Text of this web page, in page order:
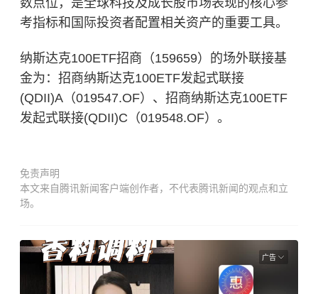
数点位，是全球科技及成长股市场表现的核心参
考指标和国际投资者配置相关资产的重要工具。
纳斯达克100ETF招商（159659）的场外联接基
金为：招商纳斯达克100ETF发起式联接
(QDII)A（019547.OF）、招商纳斯达克100ETF
发起式联接(QDII)C（019548.OF）。
免责声明
本文来自腾讯新闻客户端创作者，不代表腾讯新闻的观点和立
场。
广告